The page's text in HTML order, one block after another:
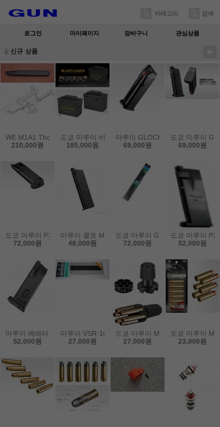
카테고리 검색
로그인 마이페이지 장바구니 관심상품
신규 상품
WE M1A1 Thompson용 라이센스 1번 부품 바디 리시버
210,000원
도쿄 마루이 비비 오토 로더
185,000원
마루이 GLOCK17 Gen5용 탄창
69,000원
도쿄 마루이
69,000원
도쿄 마루이 P320용 26발 탄창
72,000원
마루이 콜트 M1911용 탄창
48,000원
도쿄 마루이 GLOCK18C 글록 시
72,000원
도쿄 마루이
52,000원
마루이 베레타 M92용 탄창
52,000원
마루이 VSR-10용 마운트 베이스
27,000원
도쿄 마루이 M29용 스피드 로더
27,000원
도쿄 마루이
23,000원